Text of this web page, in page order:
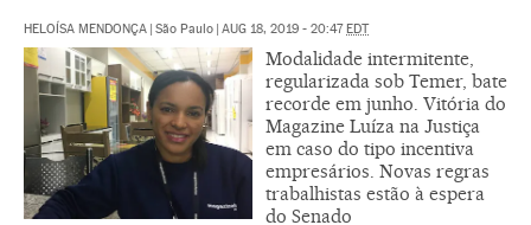
HELOÍSA MENDONÇA | São Paulo | AUG 18, 2019 - 20:47EDT
Modalidade intermitente,
regularizada sob Temer, bate
recorde em junho. Vitória do
Magazine Luíza na Justiça
em caso do tipo incentiva
empresários. Novas regras
trabalhistas estão à espera
do Senado